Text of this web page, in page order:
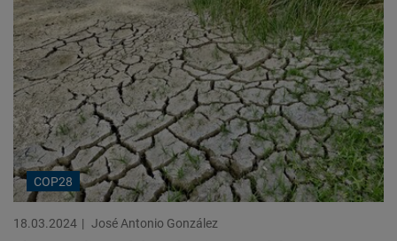
COP28
18.03.2024 José Antonio González